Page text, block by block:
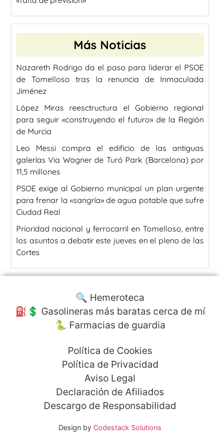
Más Noticias
Nazareth Rodrigo da el paso para liderar el PSOE
de Tomelloso tras la renuncia de Inmaculada
Jiménez
López Miras reesctructura el Gobierno regional
para seguir «construyendo el futuro» de la Región
de Murcia
Leo Messi compra el edificio de las antiguas
galerías Via Wagner de Turó Park (Barcelona) por
11,5 millones
PSOE exige al Gobierno municipal un plan urgente
para frenar la «sangría» de agua potable que sufre
Ciudad Real
Prioridad nacional y ferrocarril en Tomelloso, entre
los asuntos a debatir este jueves en el pleno de las
Cortes
🔍 Hemeroteca
⛽️💲 Gasolineras más baratas cerca de mí
🐍 Farmacias de guardia
Política de Cookies
Política de Privacidad
Aviso Legal
Declaración de Afiliados
Descargo de Responsabilidad
Design by Codestack Solutions